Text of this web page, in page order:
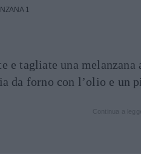
1
e tagliate una
da forno con l’olio e un